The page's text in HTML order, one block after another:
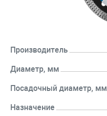
Производитель
Диаметр, мм
Посадочный диаметр, мм
Назначение